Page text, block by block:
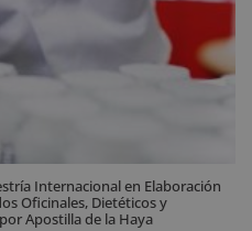
Internacional en Elaboración
Oficinales, Dietéticos y
Apostilla de la Haya